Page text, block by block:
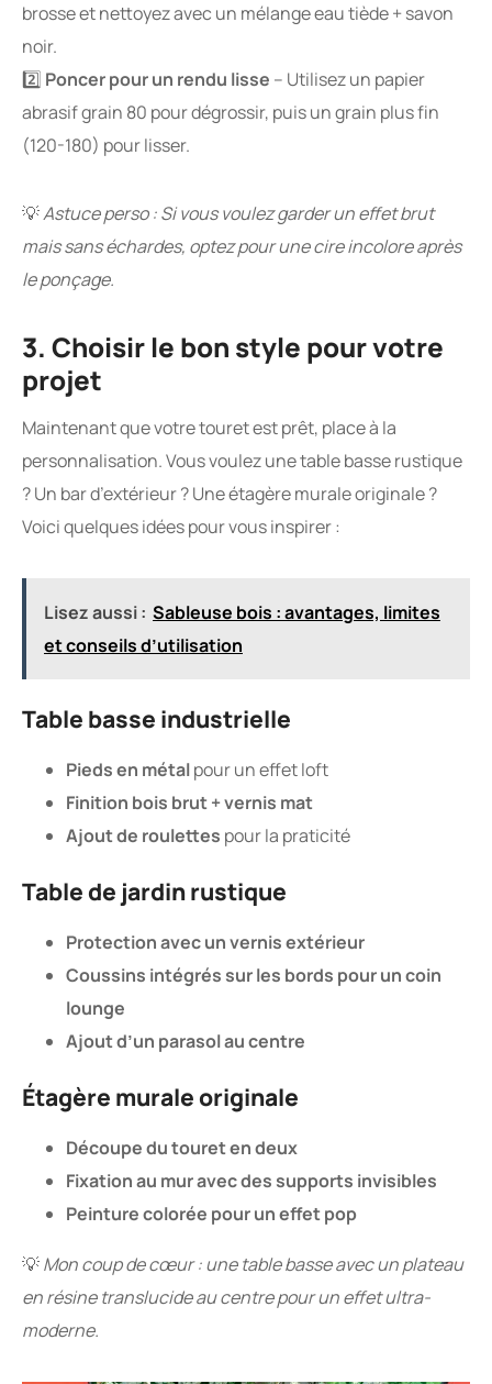
brosse et nettoyez avec un mélange eau tiède + savon
noir.
2️⃣ Poncer pour un rendu lisse – Utilisez un papier
abrasif grain 80 pour dégrossir, puis un grain plus fin
(120-180) pour lisser.
💡Astuce perso : Si vous voulez garder un effet brut
mais sans échardes, optez pour une cire incolore après
le ponçage.
3. Choisir le bon style pour votre
projet
Maintenant que votre touret est prêt, place à la
personnalisation. Vous voulez une table basse rustique
? Un bar d’extérieur ? Une étagère murale originale ?
Voici quelques idées pour vous inspirer :
Lisez aussi : Sableuse bois : avantages, limites
et conseils d’utilisation
Table basse industrielle
Pieds en métalpour un effet loft
Finition bois brut + vernis mat
Ajout de roulettes pour la praticité
Table de jardin rustique
Protection avec un vernis extérieur
Coussins intégrés sur les bords pour un coin
lounge
Ajout d’un parasol au centre
Étagère murale originale
Découpe du touret en deux
Fixation au mur avec des supports invisibles
Peinture colorée pour un effet pop
💡Mon coup de cœur : une table basse avec un plateau
en résine translucide au centre pour un effet ultra-
moderne.